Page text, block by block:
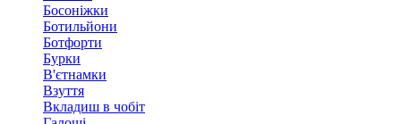
Босоніжки
Ботильйони
Ботфорти
Бурки
В'єтнамки
Взуття
Вкладиш в чобіт